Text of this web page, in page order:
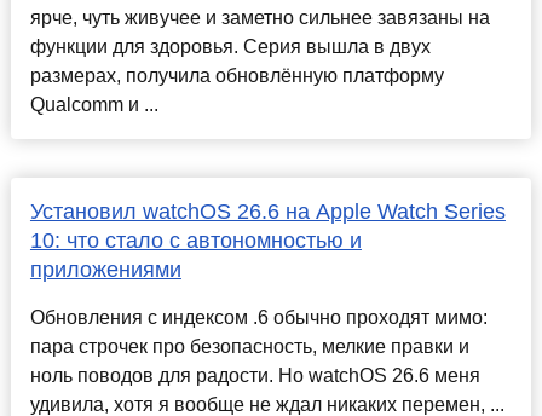
ярче, чуть живучее и заметно сильнее завязаны на
функции для здоровья. Серия вышла в двух
размерах, получила обновлённую платформу
Qualcomm и ...
Установил watchOS 26.6 на Apple Watch Series
10: что стало с автономностью и
приложениями
Обновления с индексом .6 обычно проходят мимо:
пара строчек про безопасность, мелкие правки и
ноль поводов для радости. Но watchOS 26.6 меня
удивила, хотя я вообще не ждал никаких перемен, ...